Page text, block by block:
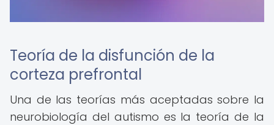
Teoría de la disfunción de la
corteza prefrontal
Una de las teorías más aceptadas sobre la
neurobiología del autismo es la teoría de la